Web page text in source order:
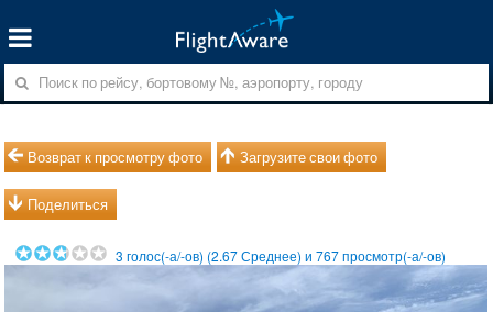
Возврат к просмотру фото Загрузите свои фото
Поделиться
3 голос(-а/-ов) (2.67Среднее) и767просмотр(-а/-ов)